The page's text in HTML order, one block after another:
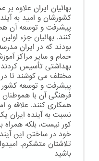
بهائیان ایران علاوه بر
کشورشان و امید به
پیشرفت و توسعه آن
کنند. بهائیان جزء
بودند که در ایران
حمام و سایر مراکز
بهداشتی تأسیس
مختلف می کوشند تا در
پیشرفت و توسعه
فرهنگی آن با
همکاری کنند. علاقه و
نسبت به آینده
کور نیست، بلکه همراه
خود در ساختن این
تلاشتان متشکرم.
باشید